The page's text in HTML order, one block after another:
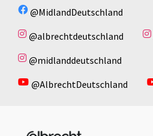
@MidlandDeutschland
@albrechtdeutschland
@midlanddeutschland
@AlbrechtDeutschland